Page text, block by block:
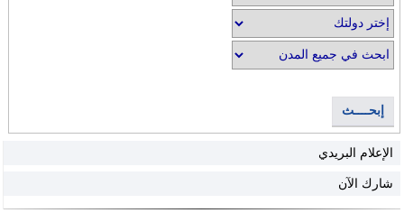
إبحــــث
الإعلام البريدي
شارك الآن